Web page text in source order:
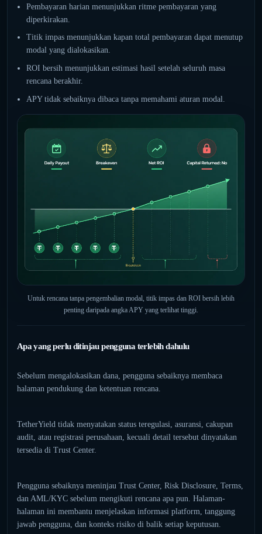
Pembayaran harian menunjukkan ritme pembayaran yang
diperkirakan.
Titik impas menunjukkan kapan total pembayaran dapat menutup
modal yang dialokasikan.
ROI bersih menunjukkan estimasi hasil setelah seluruh masa
rencana berakhir.
APY tidak sebaiknya dibaca tanpa memahami aturan modal.
Untuk rencana tanpa pengembalian modal, titik impas dan ROI bersih lebih
penting daripada angka APY yang terlihat tinggi.
Apa yang perlu ditinjau pengguna terlebih dahulu
Sebelum mengalokasikan dana, pengguna sebaiknya membaca
halaman pendukung dan ketentuan rencana.
TetherYield tidak menyatakan status teregulasi, asuransi, cakupan
audit, atau registrasi perusahaan, kecuali detail tersebut dinyatakan
tersedia di Trust Center.
Pengguna sebaiknya meninjau Trust Center, Risk Disclosure, Terms,
dan AML/KYC sebelum mengikuti rencana apa pun. Halaman-
halaman ini membantu menjelaskan informasi platform, tanggung
jawab pengguna, dan konteks risiko di balik setiap keputusan.